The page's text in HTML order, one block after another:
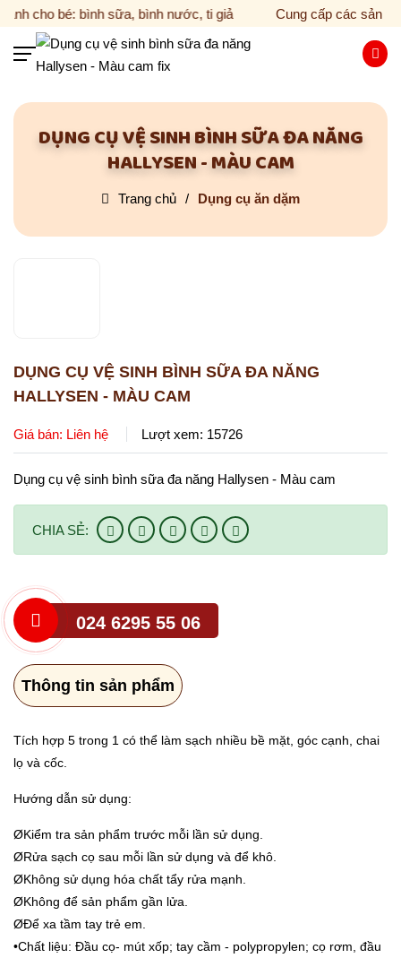
cho bé: bình sữa, bình nước, ti giả Cung cấp các sản
Hotline 024 6295 55 06
Bình tập uống
Ti ngậm
Núm bình sữa
Gặm nướu
Bàn chải
Bấm móng tay
Dụng cụ ăn dặm
TIN TỨC
Mẹo chăm sóc cho bé yêu
Tin tức Hallysen
Chính sách mua hàng
DỤNG CỤ VỆ SINH BÌNH SỮA ĐA NĂNG
HALLYSEN - MÀU CAM
Trang chủ Dụng cụ ăn dặm
DỤNG CỤ VỆ SINH BÌNH SỮA ĐA NĂNG
HALLYSEN - MÀU CAM
Giá bán: Liên hệ Lượt xem: 15726
Dụng cụ vệ sinh bình sữa đa năng Hallysen - Màu cam
CHIA SẺ:
024 6295 55 06
Thông tin sản phẩm
Tích hợp 5 trong 1 có thể làm sạch nhiều bề mặt, góc cạnh, chai
lọ và cốc.
Hướng dẫn sử dụng:
ØKiểm tra sản phẩm trước mỗi lần sử dụng.
ØRửa sạch cọ sau mỗi lần sử dụng và để khô.
ØKhông sử dụng hóa chất tẩy rửa mạnh.
ØKhông để sản phẩm gần lửa.
ØĐể xa tầm tay trẻ em.
•Chất liệu: Đầu cọ- mút xốp; tay cầm - polypropylen; cọ rơm, đầu